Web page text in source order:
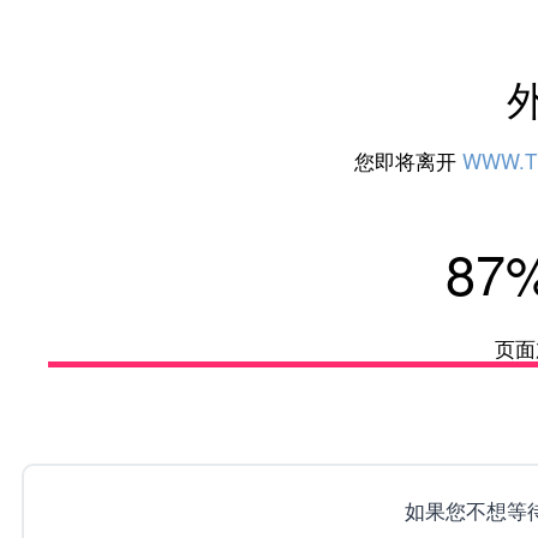
您即将离开
页
如果您不想等